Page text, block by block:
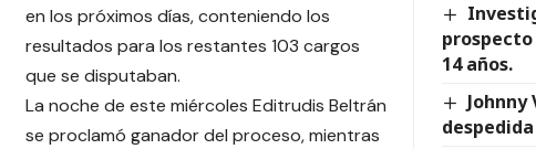
14 años.
Johnny
despedida
en los próximos días, conteniendo los
resultados para los restantes 103 cargos
que se disputaban.
La noche de este miércoles Editrudis Beltrán
se proclamó ganador del proceso, mientras